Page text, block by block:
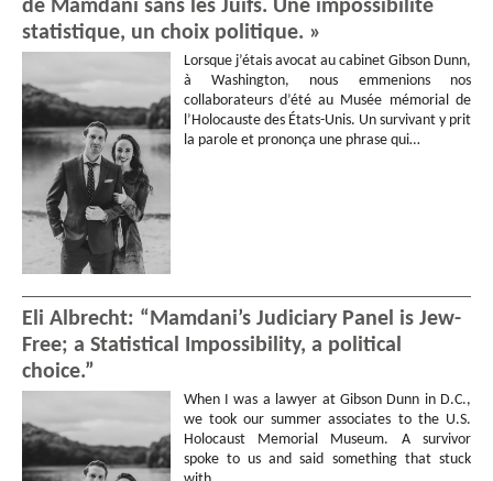
de Mamdani sans les Juifs. Une impossibilité
statistique, un choix politique. »
Lorsque j’étais avocat au cabinet Gibson Dunn,
à Washington, nous emmenions nos
collaborateurs d’été au Musée mémorial de
l’Holocauste des États-Unis. Un survivant y prit
la parole et prononça une phrase qui…
Eli Albrecht: “Mamdani’s Judiciary Panel is Jew-
Free; a Statistical Impossibility, a political
choice.”
When I was a lawyer at Gibson Dunn in D.C.,
we took our summer associates to the U.S.
Holocaust Memorial Museum. A survivor
spoke to us and said something that stuck